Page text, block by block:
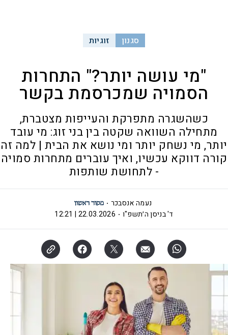
סגנון זוגיות
"מי עושה יותר?" התחרות
הסמויה שמכרסמת בקשר
כשהשגרה מתפרקת והעייפות מצטברת,
מתחילה השוואה שקטה בין בני זוג: מי עובד
יותר, מי נשחק יותר ומי נושא את הבית | למה זה
קורה דווקא עכשיו, ואיך עוברים מתחרות סמויה
- לתחושת שותפות
נעמה אנסבכר
ד' בניסן ה׳תשפ"ו
22.03.2026 | 12:21